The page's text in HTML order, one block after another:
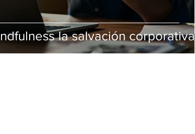
la salvación corporativa?